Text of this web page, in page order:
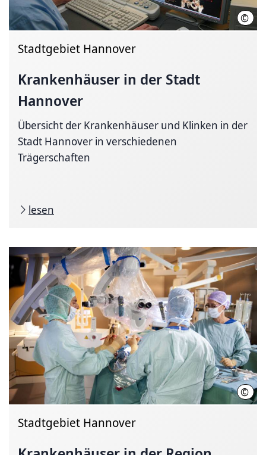
©
Stadtgebiet Hannover
Krankenhäuser in der Stadt
Hannover
Übersicht der Krankenhäuser und Klinken in der
Stadt Hannover in verschiedenen
Trägerschaften
lesen
©
Stadtgebiet Hannover